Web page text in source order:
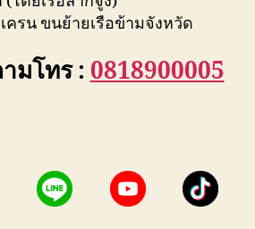
ครน ขนย้ายเรือข้ามจังหวัด
มโทร : 0818900005